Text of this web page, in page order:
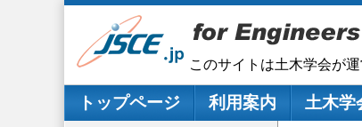
このサイトは土木学会が
メインナビゲーション
トップページ 利用案内 土木学